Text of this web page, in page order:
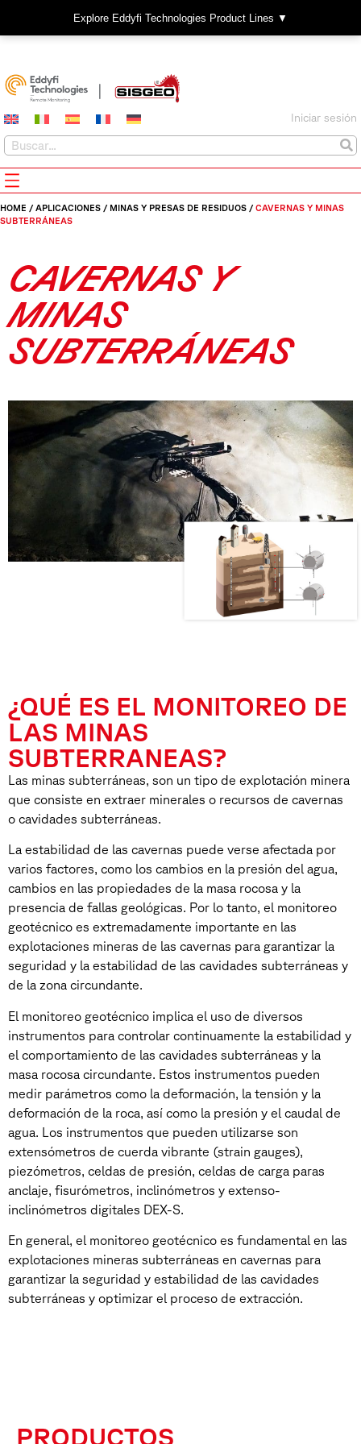
Explore Eddyfi Technologies Product Lines ▼
Iniciar sesión
HOME / APLICACIONES / MINAS Y PRESAS DE RESIDUOS / CAVERNAS Y MINAS
SUBTERRÁNEAS
CAVERNAS Y
MINAS
SUBTERRÁNEAS
¿QUÉ ES EL MONITOREO DE
LAS MINAS
SUBTERRANEAS?
Las minas subterráneas, son un tipo de explotación minera
que consiste en extraer minerales o recursos de cavernas
o cavidades subterráneas.
La estabilidad de las cavernas puede verse afectada por
varios factores, como los cambios en la presión del agua,
cambios en las propiedades de la masa rocosa y la
presencia de fallas geológicas. Por lo tanto, el monitoreo
geotécnico es extremadamente importante en las
explotaciones mineras de las cavernas para garantizar la
seguridad y la estabilidad de las cavidades subterráneas y
de la zona circundante.
El monitoreo geotécnico implica el uso de diversos
instrumentos para controlar continuamente la estabilidad y
el comportamiento de las cavidades subterráneas y la
masa rocosa circundante. Estos instrumentos pueden
medir parámetros como la deformación, la tensión y la
deformación de la roca, así como la presión y el caudal de
agua. Los instrumentos que pueden utilizarse son
extensómetros de cuerda vibrante (strain gauges),
piezómetros, celdas de presión, celdas de carga paras
anclaje, fisurómetros, inclinómetros y extenso-
inclinómetros digitales DEX-S.
En general, el monitoreo geotécnico es fundamental en las
explotaciones mineras subterráneas en cavernas para
garantizar la seguridad y estabilidad de las cavidades
subterráneas y optimizar el proceso de extracción.
PRODUCTOS